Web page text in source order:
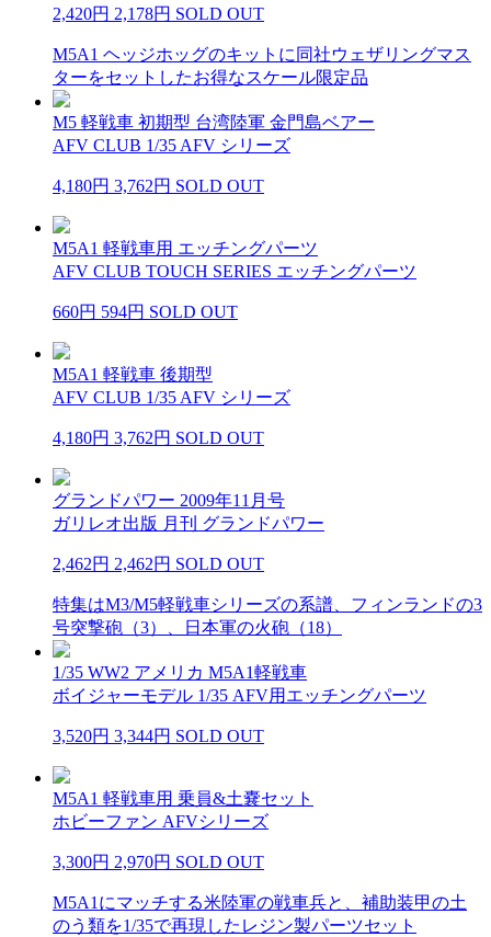
2,420円 2,178円 SOLD OUT
M5A1 ヘッジホッグのキットに同社ウェザリングマス
ターをセットしたお得なスケール限定品
M5 軽戦車 初期型 台湾陸軍 金門島ベアー
AFV CLUB 1/35 AFV シリーズ
4,180円 3,762円 SOLD OUT
M5A1 軽戦車用 エッチングパーツ
AFV CLUB TOUCH SERIES エッチングパーツ
660円 594円 SOLD OUT
M5A1 軽戦車 後期型
AFV CLUB 1/35 AFV シリーズ
4,180円 3,762円 SOLD OUT
グランドパワー 2009年11月号
ガリレオ出版 月刊 グランドパワー
2,462円 2,462円 SOLD OUT
特集はM3/M5軽戦車シリーズの系譜、フィンランドの3
号突撃砲（3）、日本軍の火砲（18）
1/35 WW2 アメリカ M5A1軽戦車
ボイジャーモデル 1/35 AFV用エッチングパーツ
3,520円 3,344円 SOLD OUT
M5A1 軽戦車用 乗員&土嚢セット
ホビーファン AFVシリーズ
3,300円 2,970円 SOLD OUT
M5A1にマッチする米陸軍の戦車兵と、補助装甲の土
のう類を1/35で再現したレジン製パーツセット